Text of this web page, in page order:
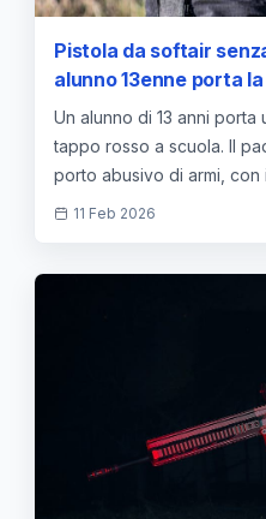
Pistola da softair
alunno 13enne porta
denunciato il padre
— approfondimento e
Un alunno di 13 anni
tappo rosso a scuola. Il
porto abusivo di armi, con
sicurezza.
11 Feb 2026